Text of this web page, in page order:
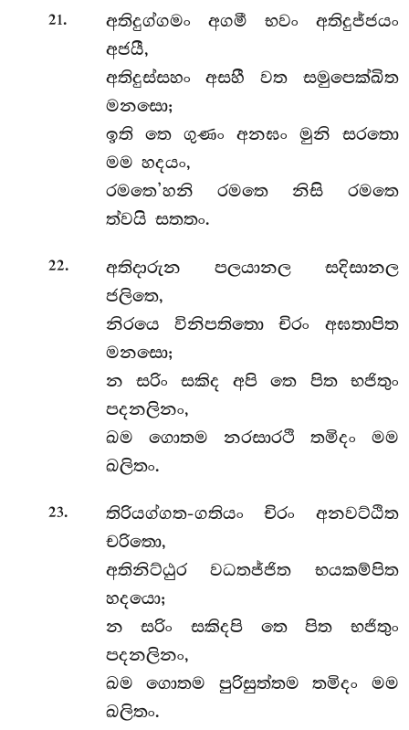
21.
අතිදුග්ගමං අගමී භවං අතිදුජ්ජයං
අජයී,
අතිදුස්සහං අසහී වත සමුපෙක්ඛිත
මනසො;
ඉති තෙ ගුණං අනඝං මුනි සරතො
මම හදයං,
රමතෙ’හනි රමතෙ නිසි රමතෙ
ත්වයි සතතං.
22.
අතිදාරුන පලයානල සදිසානල
ජලිතෙ,
නිරයෙ විනිපතිතො චිරං අඝතාපිත
මනසො;
න සරිං සකිද අපි තෙ පිත භජිතුං
පදනලිනං,
ඛම ගොතම නරසාරථි තමිදං මම
ඛලිතං.
23.
තිරියග්ගත-ගතියං චිරං අනවට්ඨිත
චරිතො,
අතිනිට්ඨුර වධතජ්ජිත භයකම්පිත
හදයො;
න සරිං සකිදපි තෙ පිත භජිතුං
පදනලිනං,
ඛම ගොතම පුරිසුත්තම තමිදං මම
ඛලිතං.